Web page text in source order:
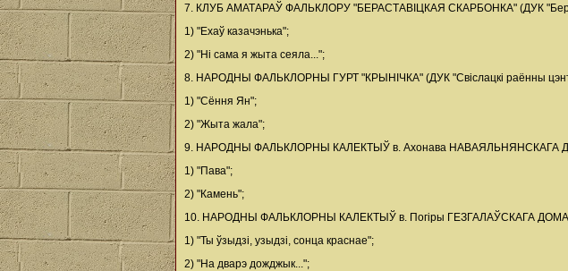
7. КЛУБ АМАТАРАЎ ФАЛЬКЛОРУ "БЕРАСТАВІЦКАЯ СКАРБОНКА" (ДУК
1) "Ехаў казачэнька";
2) "Ні сама я жыта сеяла...";
8. НАРОДНЫ ФАЛЬКЛОРНЫ ГУРТ "КРЫНІЧКА" (ДУК "Свіслацкі раённы цэнтр
1) "Сёння Ян";
2) "Жыта жала";
9. НАРОДНЫ ФАЛЬКЛОРНЫ КАЛЕКТЫЎ в. Ахонава НАВАЯЛЬНЯНСКАГА
1) "Пава";
2) "Камень";
10. НАРОДНЫ ФАЛЬКЛОРНЫ КАЛЕКТЫЎ в. Погіры ГЕЗГАЛАЎСКАГА ДОМА
1) "Ты ўзыдзі, узыдзі, сонца краснае";
2) "На дварэ дожджык...";